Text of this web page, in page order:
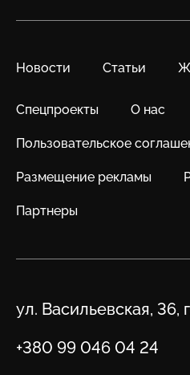
Новости Статьи
Спецпроекты О нас
Пользовательское
Размещение рекламы
Партнеры
Адрес
ул. Васильевская, 36,
Телефон
+380 99 046 04 24